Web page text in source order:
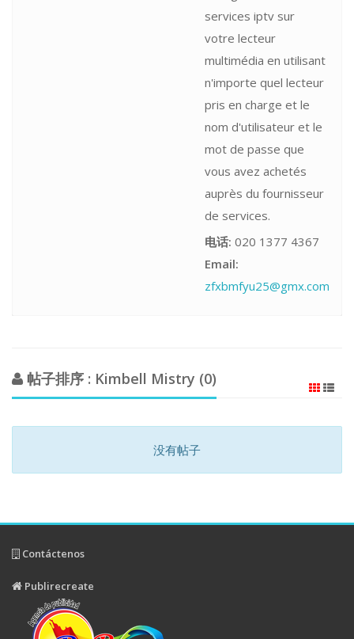
services iptv sur
votre lecteur
multimédia en utilisant
n'importe quel lecteur
pris en charge et le
nom d'utilisateur et le
mot de passe que
vous avez achetés
auprès du fournisseur
de services.
电话: 020 1377 4367
Email:
zfxbmfyu25@gmx.com
帖子排序 : Kimbell Mistry (0)
没有帖子
Contáctenos
Publirecreate